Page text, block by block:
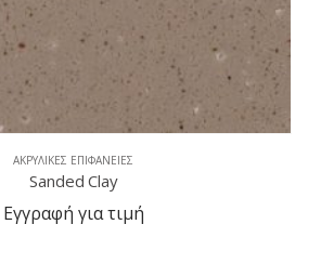
ΑΚΡΥΛΙΚΈΣ ΕΠΙΦΆΝΕΙΕΣ
Sanded Whie Paper
Εγγραφή για τιμή